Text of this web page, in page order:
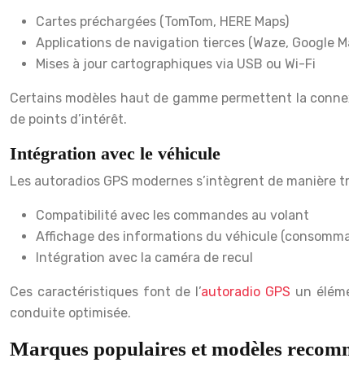
Cartes préchargées (TomTom, HERE Maps)
Applications de navigation tierces (Waze, Google
Mises à jour cartographiques via USB ou Wi-Fi
Certains modèles haut de gamme permettent la
de points d’intérêt.
Intégration avec le véhicule
Les autoradios GPS modernes s’intègrent de manière
Compatibilité avec les commandes au volant
Affichage des informations du véhicule
Intégration avec la caméra de recul
Ces caractéristiques font de l’autoradio GPS un
conduite optimisée.
Marques populaires et modèles